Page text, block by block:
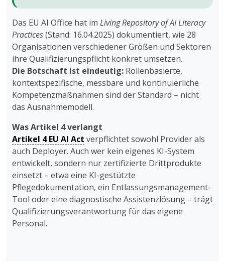
Das EU AI Office hat im Living Repository of AI Literacy
Practices(Stand: 16.04.2025) dokumentiert, wie 28
Organisationen verschiedener Größen und Sektoren
ihre Qualifizierungspflicht konkret umsetzen.
Die Botschaft ist eindeutig: Rollenbasierte,
kontextspezifische, messbare und kontinuierliche
Kompetenzmaßnahmen sind der Standard – nicht
das Ausnahmemodell.
Was Artikel 4 verlangt
Artikel 4 EU AI Act verpflichtet sowohl Provider als
auch Deployer. Auch wer kein eigenes KI-System
entwickelt, sondern nur zertifizierte Drittprodukte
einsetzt – etwa eine KI-gestützte
Pflegedokumentation, ein Entlassungsmanagement-
Tool oder eine diagnostische Assistenzlösung – trägt
Qualifizierungsverantwortung für das eigene
Personal.